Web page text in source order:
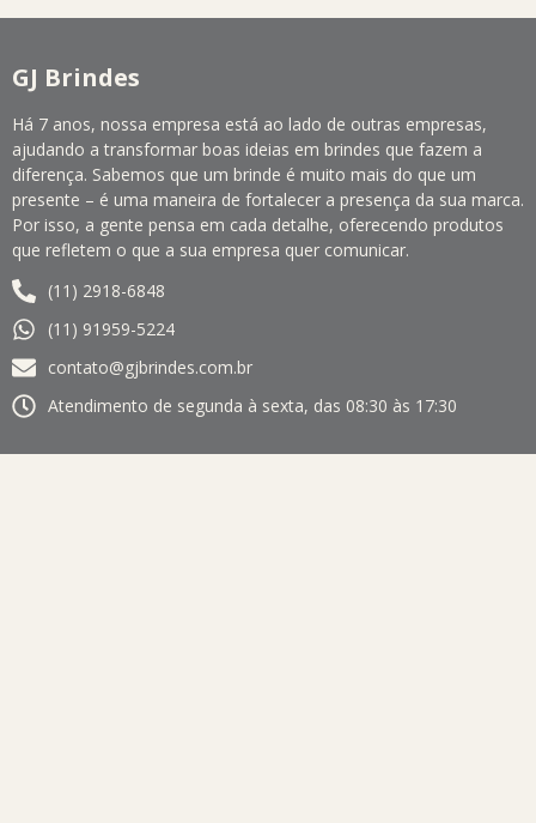
GJ Brindes
Há 7 anos, nossa empresa está ao lado de outras empresas,
ajudando a transformar boas ideias em brindes que fazem a
diferença. Sabemos que um brinde é muito mais do que um
presente – é uma maneira de fortalecer a presença da sua marca.
Por isso, a gente pensa em cada detalhe, oferecendo produtos
que refletem o que a sua empresa quer comunicar.
(11) 2918-6848
(11) 91959-5224
contato@gjbrindes.com.br
Atendimento de segunda à sexta, das 08:30 às 17:30